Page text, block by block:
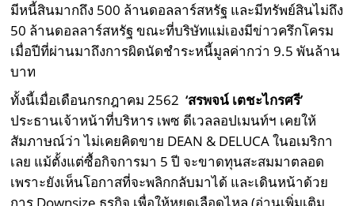
มีหนี้สินมากถึง 500 ล้านดอลลาร์สหรัฐ และมีทรัพย์สินไม่ถึง
50 ล้านดอลลาร์สหรัฐ ขณะที่บริษัทแม่เองมีข่าวครึกโครม
เมื่อปีที่ผ่านมาถึงการผิดนัดชำระหนี้มูลค่ากว่า 9.5 พันล้าน
บาท
ทั้งนี้เมื่อเดือนกรกฎาคม 2562‘สรพจน์ เตชะไกรศรี’
ประธานเจ้าหน้าที่บริหาร เพซ ดีเวลลอปเมนท์ฯ เคยให้
สัมภาษณ์ว่า ไม่เคยคิดขาย DEAN & DELUCA ในอเมริกา
เลย แม้ตั้งแต่ซื้อกิจการมา 5 ปี จะขาดทุนสะสมมาตลอด
เพราะยังเห็นโอกาสที่จะพลิกกลับมาได้ และเดินหน้าด้วย